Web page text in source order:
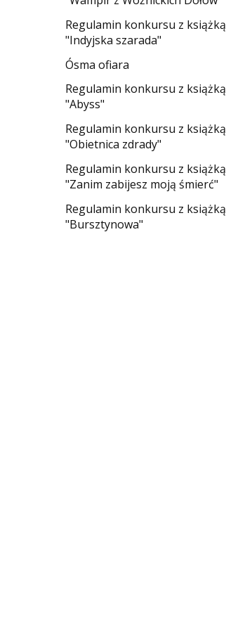
Regulamin konkursu z książką
"Indyjska szarada"
Ósma ofiara
Regulamin konkursu z książką
"Abyss"
Regulamin konkursu z książką
"Obietnica zdrady"
Regulamin konkursu z książką
"Zanim zabijesz moją śmierć"
Regulamin konkursu z książką
"Bursztynowa"